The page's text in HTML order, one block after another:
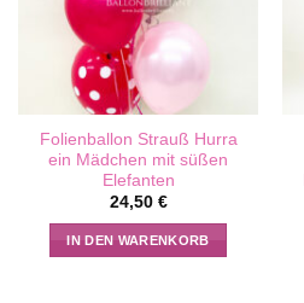
Folienballon Strauß Hurra
ein Mädchen mit süßen
Elefanten
24,50 €
IN DEN WARENKORB